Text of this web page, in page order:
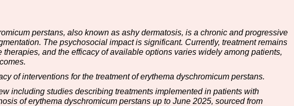
perstans, also known as ashy dermatosis, is a chronic and progressive
The psychosocial impact is significant. Currently, treatment remains
and the efficacy of available options varies widely among patients,
of interventions for the treatment of erythema dyschromicum perstans.
including studies describing treatments implemented in patients with
of erythema dyschromicum perstans up to June 2025, sourced from